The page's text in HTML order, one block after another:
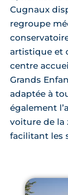
Cugnaux
regroupe
artistique et
centre
Grands
adaptée à
également
voiture de la
facilitant les